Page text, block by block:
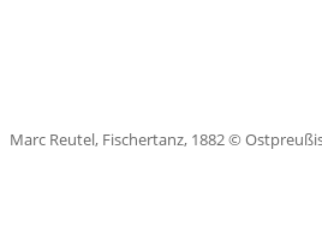
Marc Reutel, Fischertanz, 1882 ©